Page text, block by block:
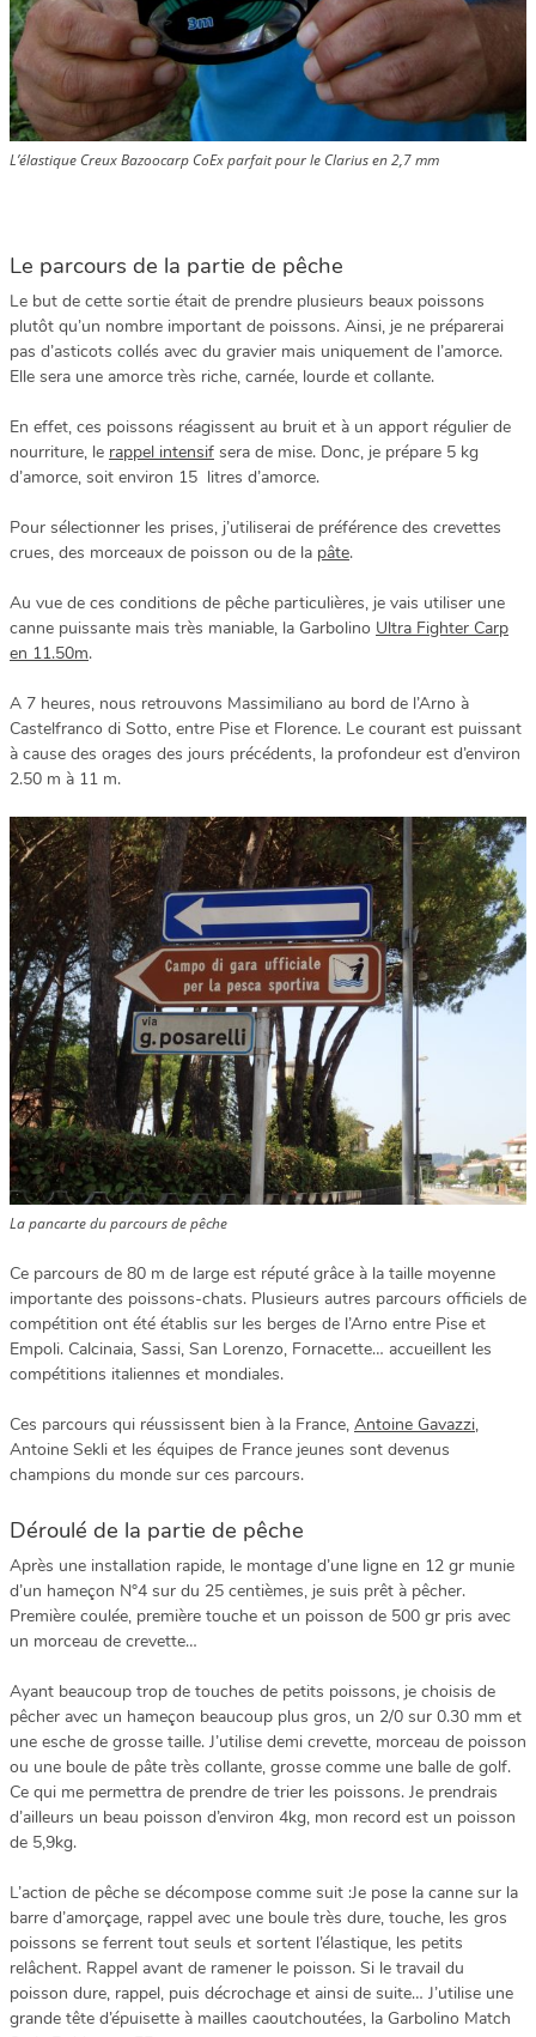
L’élastique Creux Bazoocarp CoEx parfait pour le Clarius en 2,7 mm
Le parcours de la partie de pêche
Le but de cette sortie était de prendre plusieurs beaux poissons
plutôt qu’un nombre important de poissons. Ainsi, je ne préparerai
pas d’asticots collés avec du gravier mais uniquement de l’amorce.
Elle sera une amorce très riche, carnée, lourde et collante.
En effet, ces poissons réagissent au bruit et à un apport régulier de
nourriture, le rappel intensif sera de mise. Donc, je prépare 5 kg
d’amorce, soit environ 15 litres d’amorce.
Pour sélectionner les prises, j’utiliserai de préférence des crevettes
crues, des morceaux de poisson ou de la pâte.
Au vue de ces conditions de pêche particulières, je vais utiliser une
canne puissante mais très maniable, la Garbolino Ultra Fighter Carp
en 11.50m.
A 7 heures, nous retrouvons Massimiliano au bord de l’Arno à
Castelfranco di Sotto, entre Pise et Florence. Le courant est puissant
à cause des orages des jours précédents, la profondeur est d’environ
2.50 m à 11 m.
La pancarte du parcours de pêche
Ce parcours de 80 m de large est réputé grâce à la taille moyenne
importante des poissons-chats. Plusieurs autres parcours officiels de
compétition ont été établis sur les berges de l’Arno entre Pise et
Empoli. Calcinaia, Sassi, San Lorenzo, Fornacette… accueillent les
compétitions italiennes et mondiales.
Ces parcours qui réussissent bien à la France, Antoine Gavazzi,
Antoine Sekli et les équipes de France jeunes sont devenus
champions du monde sur ces parcours.
Déroulé de la partie de pêche
Après une installation rapide, le montage d’une ligne en 12 gr munie
d’un hameçon N°4 sur du 25 centièmes, je suis prêt à pêcher.
Première coulée, première touche et un poisson de 500 gr pris avec
un morceau de crevette…
Ayant beaucoup trop de touches de petits poissons, je choisis de
pêcher avec un hameçon beaucoup plus gros, un 2/0 sur 0.30 mm et
une esche de grosse taille. J’utilise demi crevette, morceau de poisson
ou une boule de pâte très collante, grosse comme une balle de golf.
Ce qui me permettra de prendre de trier les poissons. Je prendrais
d’ailleurs un beau poisson d’environ 4kg, mon record est un poisson
de 5,9kg.
L’action de pêche se décompose comme suit :Je pose la canne sur la
barre d’amorçage, rappel avec une boule très dure, touche, les gros
poissons se ferrent tout seuls et sortent l’élastique, les petits
relâchent. Rappel avant de ramener le poisson. Si le travail du
poisson dure, rappel, puis décrochage et ainsi de suite… J’utilise une
grande tête d’épuisette à mailles caoutchoutées, la Garbolino Match